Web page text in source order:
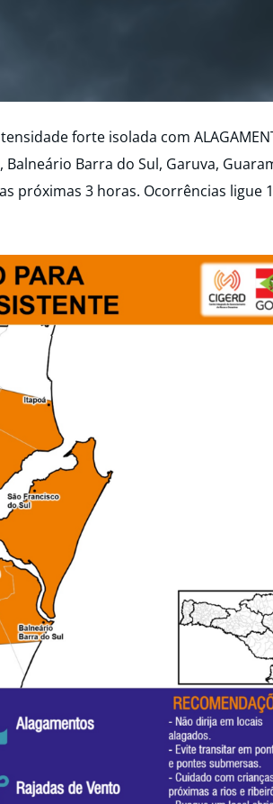
forte isolada com
Balneário Barra do Sul, Garuva,
próximas 3 horas. Ocorrências ligue